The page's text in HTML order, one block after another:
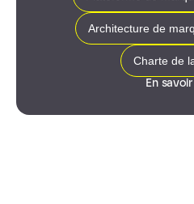
Architecture de
Charte de
En